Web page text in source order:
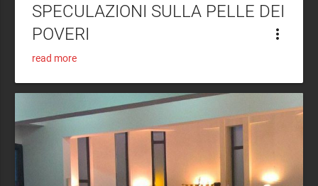
SPECULAZIONI SULLA PELLE DEI
POVERI
more_vert
read more